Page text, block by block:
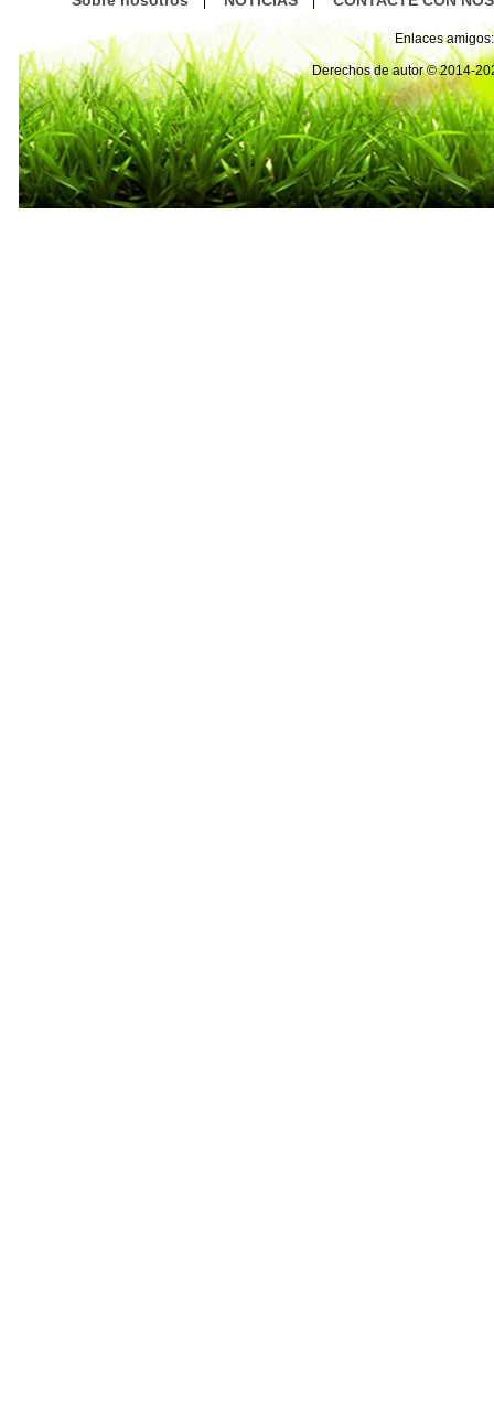
Enlaces amigos:
Derechos de autor © 2014-